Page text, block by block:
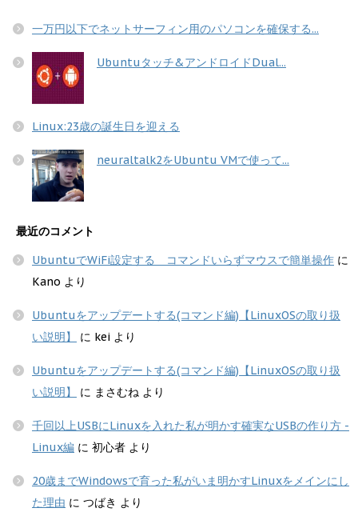
一万円以下でネットサーフィン用のパソコンを確保する...
Ubuntuタッチ&アンドロイドDual...
Linux:23歳の誕生日を迎える
neuraltalk2をUbuntu VMで使って...
最近のコメント
UbuntuでWiFi設定する コマンドいらずマウスで簡単操作 に
Kano より
Ubuntuをアップデートする(コマンド編)【LinuxOSの取り扱
い説明】
に kei より
Ubuntuをアップデートする(コマンド編)【LinuxOSの取り扱
い説明】
に まさむね より
千回以上USBにLinuxを入れた私が明かす確実なUSBの作り方 -
Linux編 に 初心者 より
20歳までWindowsで育った私がいま明かすLinuxをメインにし
た理由 に つばき より